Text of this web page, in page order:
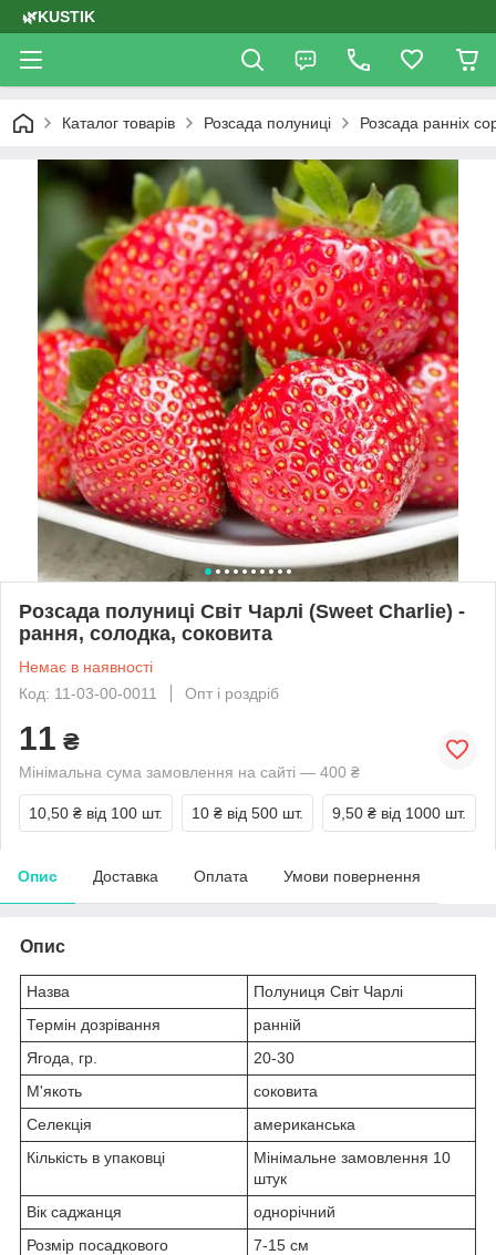
🌿KUSTIK
Каталог товарів Розсада полуниці Розсада ранніх
Розсада полуниці Світ Чарлі (Sweet Charlie) -
рання, солодка, соковита
Немає в наявності
Код: 11-03-00-0011
Опт і роздріб
11 ₴
Мінімальна сума замовлення на сайті — 400 ₴
10,50 ₴ від 100 шт. 10 ₴ від 500 шт. 9,50 ₴ від 1000 шт.
Опис Доставка Оплата Умови повернення
Опис
Назва
Полуниця Світ Чарлі
Термін дозрівання
ранній
Ягода, гр.
20-30
М'якоть
соковита
Селекція
американська
Кількість в упаковці
Мінімальне замовлення 10
штук
Вік саджанця
однорічний
Розмір посадкового
7-15 см